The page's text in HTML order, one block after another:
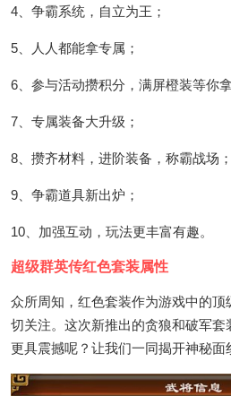
4、争霸系统，自立为王；
5、人人都能拿专属；
6、参与活动攒积分，满屏橙装等你拿
7、专属装备大升级；
8、攒齐材料，进阶装备，称霸战场；
9、争霸道具新出炉；
10、加强互动，玩法更丰富有趣。
超级群英传红色套装属性
众所周知，红色套装作为游戏中的
切关注。这次新推出的贪狼和破军
更具震撼呢？让我们一同揭开神秘面